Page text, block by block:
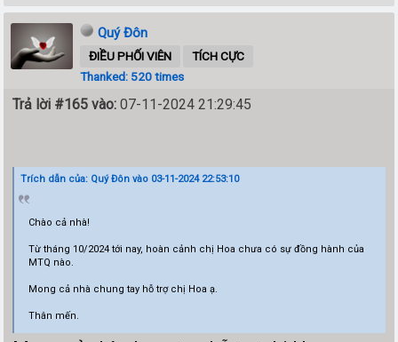
Quý Đôn
ĐIỀU PHỐI VIÊN
TÍCH CỰC
Thanked: 520 times
Trả lời #165 vào: 07-11-2024 21:29:45
Trích dẫn của: Quý Đôn vào 03-11-2024 22:53:10
Chào cả nhà!
Từ tháng 10/2024 tới nay, hoàn cảnh chị Hoa chưa có sự đồng hành của
MTQ nào.
Mong cả nhà chung tay hỗ trợ chị Hoa ạ.
Thân mến.